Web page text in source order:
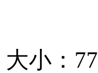
大小：